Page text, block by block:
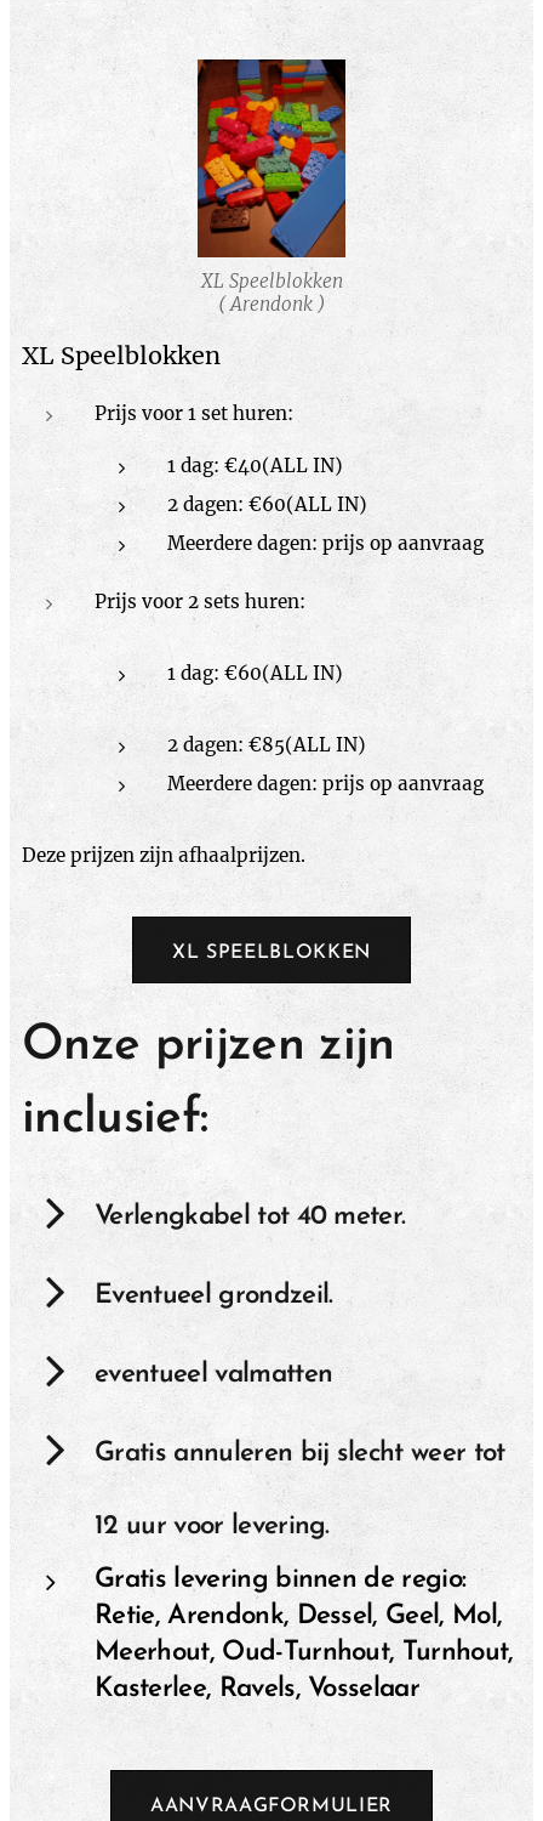
XL Speelblokken
( Arendonk )
XL Speelblokken
Prijs voor 1 set huren:
1 dag: €40(ALL IN)
2 dagen: €60(ALL IN)
Meerdere dagen: prijs op aanvraag
Prijs voor 2 sets huren:
1 dag: €60(ALL IN)
2 dagen: €85(ALL IN)
Meerdere dagen: prijs op aanvraag
Deze prijzen zijn afhaalprijzen.
XL SPEELBLOKKEN
Onze prijzen zijn
inclusief:
Verlengkabel tot 40 meter.
Eventueel grondzeil.
eventueel valmatten
Gratis annuleren bij slecht weer tot
12 uur voor levering.
Gratis levering binnen de regio:
Retie, Arendonk, Dessel, Geel, Mol,
Meerhout, Oud-Turnhout, Turnhout,
Kasterlee, Ravels, Vosselaar
AANVRAAGFORMULIER